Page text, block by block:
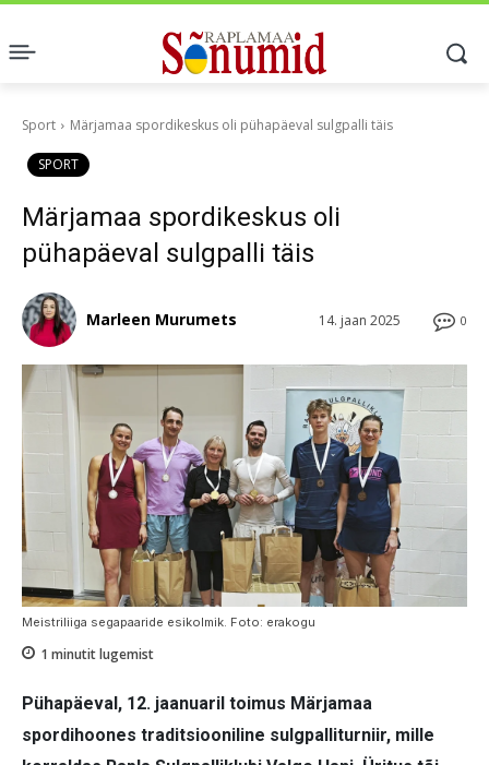
Sport Märjamaa spordikeskus oli pühapäeval sulgpalli täis
SPORT
Märjamaa spordikeskus oli
pühapäeval sulgpalli täis
0
14. jaan 2025
Marleen Murumets
Meistriliiga segapaaride esikolmik. Foto: erakogu
1 minutit lugemist
Pühapäeval, 12. jaanuaril toimus Märjamaa
spordihoones traditsiooniline sulgpalliturniir, mille